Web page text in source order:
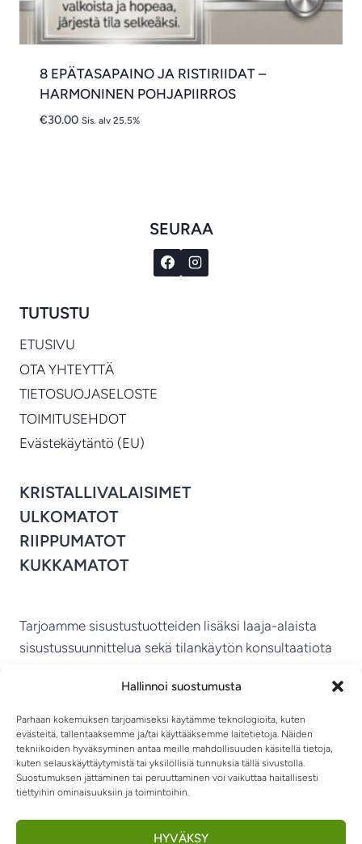
Hallinnoi suostumusta
Parhaan kokemuksen tarjoamiseksi käytämme teknologioita, kuten
evästeitä, tallentaaksemme ja/tai käyttääksemme laitetietoja. Näiden
tekniikoiden hyväksyminen antaa meille mahdollisuuden käsitellä tietoja,
kuten selauskäyttäytymistä tai yksilöllisiä tunnuksia tällä sivustolla.
Suostumuksen jättäminen tai peruuttaminen voi vaikuttaa haitallisesti
tiettyihin ominaisuuksiin ja toimintoihin.
HYVÄKSY
8 EPÄTASAPAINO JA RISTIRIIDAT –
HARMONINEN POHJAPIIRROS
€30.00 Sis. alv 25.5%
SEURAA
TUTUSTU
ETUSIVU
OTA YHTEYTTÄ
TIETOSUOJASELOSTE
TOIMITUSEHDOT
Evästekäytäntö (EU)
KRISTALLIVALAISIMET
ULKOMATOT
RIIPPUMATOT
KUKKAMATOT
Tarjoamme sisustustuotteiden lisäksi laaja-alaista
sisustussuunnittelua sekä tilankäytön konsultaatiota
MIKKELIN VITRIINI KY
TIETOSUOJASELOSTE
RIIPPUMATOT JA -TUOLIT